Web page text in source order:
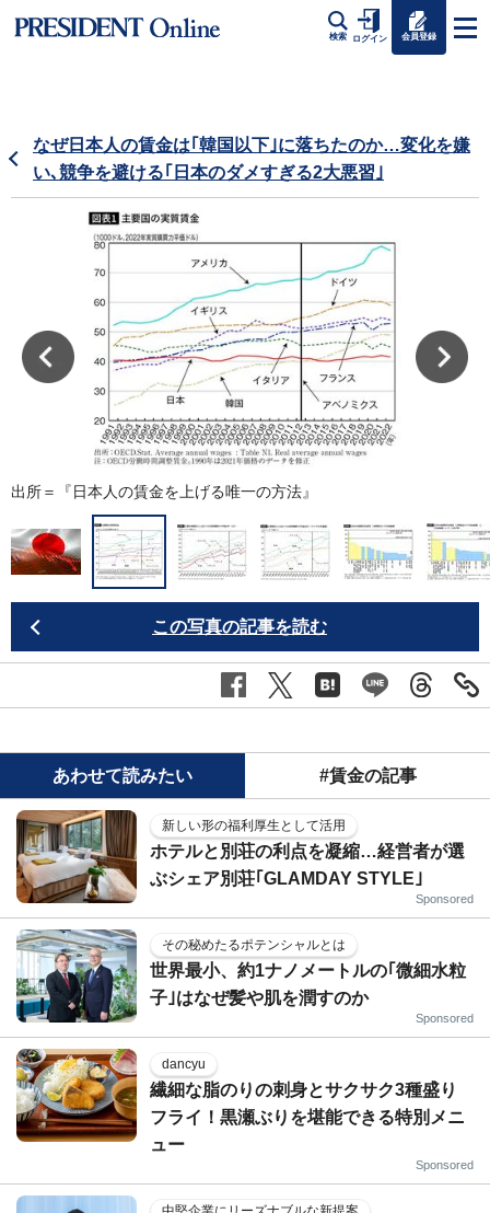
検索 ログイン 会員登録
なぜ日本人の賃金は｢韓国以下｣に落ちたのか…変化を嫌
い､競争を避ける｢日本のダメすぎる2大悪習｣
出所＝『日本人の賃金を上げる唯一の方法』
この写真の記事を読む
あわせて読みたい #賃金の記事
新しい形の福利厚生として活用
ホテルと別荘の利点を凝縮…経営者が選
ぶシェア別荘｢GLAMDAY STYLE｣
Sponsored
その秘めたるポテンシャルとは
世界最小、約1ナノメートルの｢微細水粒
子｣はなぜ髪や肌を潤すのか
Sponsored
dancyu
繊細な脂のりの刺身とサクサク3種盛り
フライ！黒瀬ぶりを堪能できる特別メニ
ュー
Sponsored